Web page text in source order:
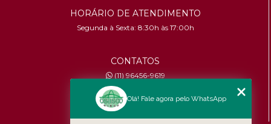
HORÁRIO DE ATENDIMENTO
Segunda à Sexta: 8:30h às 17:00h
CONTATOS
(11) 96456-9619
contato@osascobrindes.com.br
CNPJ:26.434.153/0001-30
Olá! Fale agora pelo WhatsApp